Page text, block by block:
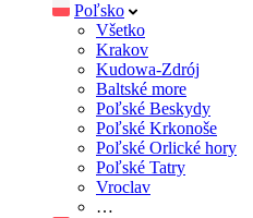
Poľsko
Všetko
Krakov
Kudowa-Zdrój
Baltské more
Poľské Beskydy
Poľské Krkonoše
Poľské Orlické hory
Poľské Tatry
Vroclav
…